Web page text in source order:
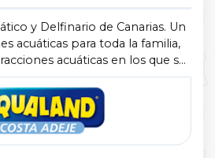
y Delfinario de Canarias. Un
acuáticas para toda la familia,
acuáticas en los que se
fuertes, disfrutar de
ob ...Mostrar más